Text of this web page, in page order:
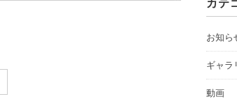
カテ
お知ら
ギャラ
動画